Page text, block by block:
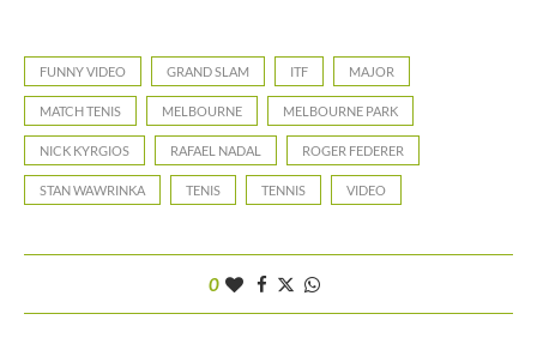
FUNNY VIDEO GRAND SLAM ITF MAJOR
MATCH TENIS MELBOURNE MELBOURNE PARK
NICK KYRGIOS RAFAEL NADAL ROGER FEDERER
STAN WAWRINKA TENIS TENNIS VIDEO
0